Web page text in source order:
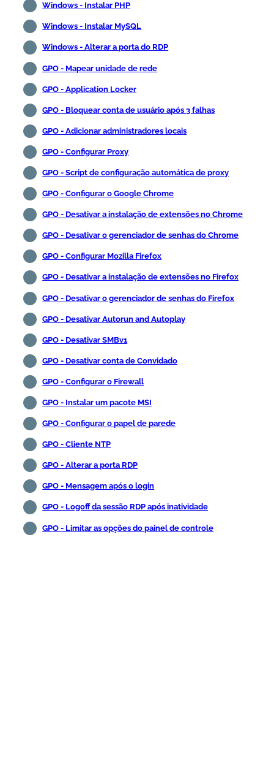
Windows - Instalar PHP
Windows - Instalar MySQL
Windows - Alterar a porta do RDP
GPO - Mapear unidade de rede
GPO - Application Locker
GPO - Bloquear conta de usuário após 3 falhas
GPO - Adicionar administradores locais
GPO - Configurar Proxy
GPO - Script de configuração automática de proxy
GPO - Configurar o Google Chrome
GPO - Desativar a instalação de extensões no Chrome
GPO - Desativar o gerenciador de senhas do Chrome
GPO - Configurar Mozilla Firefox
GPO - Desativar a instalação de extensões no Firefox
GPO - Desativar o gerenciador de senhas do Firefox
GPO - Desativar Autorun and Autoplay
GPO - Desativar SMBv1
GPO - Desativar conta de Convidado
GPO - Configurar o Firewall
GPO - Instalar um pacote MSI
GPO - Configurar o papel de parede
GPO - Cliente NTP
GPO - Alterar a porta RDP
GPO - Mensagem após o login
GPO - Logoff da sessão RDP após inatividade
GPO - Limitar as opções do painel de controle